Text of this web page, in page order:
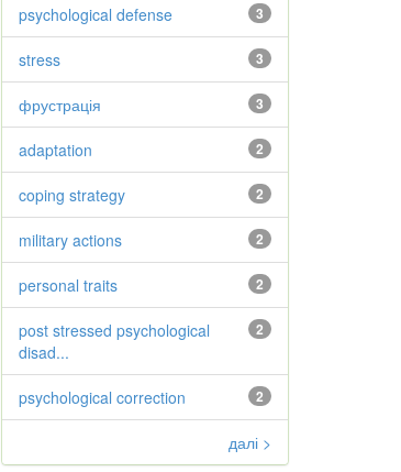
3
psychological defense
3
stress
3
фрустрація
2
adaptation
2
coping strategy
2
military actions
2
personal traits
2
post stressed psychological
disad...
2
psychological correction
далі >